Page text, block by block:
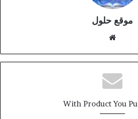
موقع حلول
With Product You